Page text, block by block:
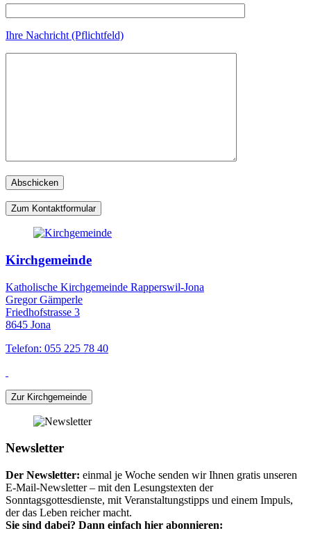
Ihre Nachricht (Pflichtfeld)
Zum Kontaktformular
Kirchgemeinde
Katholische Kirchgemeinde Rapperswil-Jona
Gregor Gämperle
Friedhofstrasse 3
8645 Jona
Telefon: 055 225 78 40
Zur Kirchgemeinde
Newsletter
Der Newsletter: einmal je Woche senden wir Ihnen gratis unseren
E-Mail-Newsletter – mit den Lesungstexten der
Sonntagsgottesdienste, mit Veranstaltungstipps und einem Impuls,
der das Leben reicher macht.
Sie sind dabei? Dann einfach hier abonnieren: